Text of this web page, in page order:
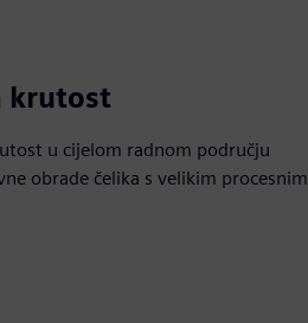
krutost
u cijelom radnom području
obrade čelika s velikim procesnim